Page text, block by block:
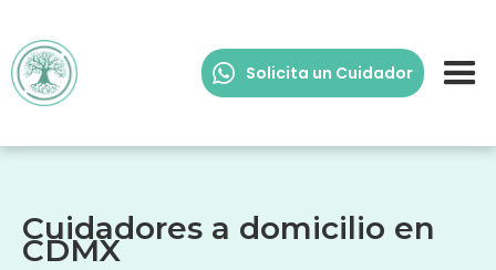
Solicita un Cuidador
Cuidadores a domicilio en
CDMX